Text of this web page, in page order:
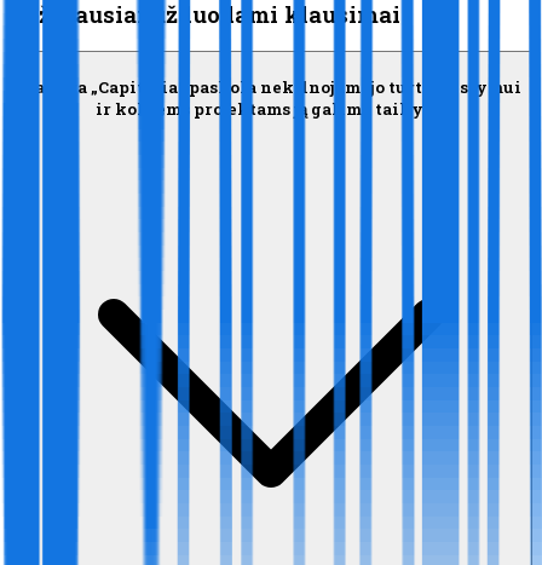
Dažniausiai užduodami klausimai
Kas yra „Capitalia“ paskola nekilnojamojo turto vystymui
ir kokiems projektams ją galima taikyti?